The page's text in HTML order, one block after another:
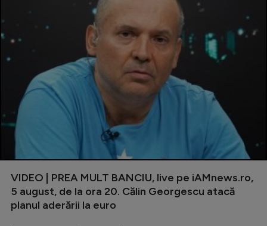
VIDEO | PREA MULT BANCIU, live pe iAMnews.ro,
5 august, de la ora 20. Călin Georgescu atacă
planul aderării la euro